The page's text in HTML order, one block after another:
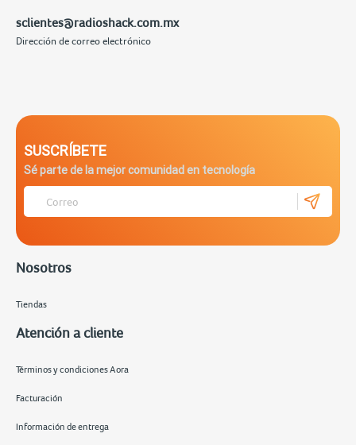
sclientes@radioshack.com.mx
Dirección de correo electrónico
SUSCRÍBETE
Sé parte de la mejor comunidad en tecnología
Nosotros
Tiendas
Atención a cliente
Términos y condiciones Aora
Facturación
Información de entrega